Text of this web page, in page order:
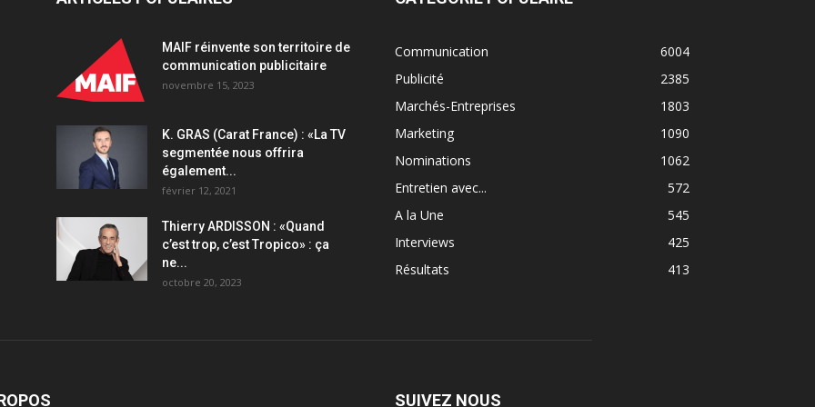
MAIF réinvente son territoire de
communication publicitaire
novembre 15, 2023
K. GRAS (Carat France) : «La TV
segmentée nous offrira
également...
février 12, 2021
Thierry ARDISSON : «Quand
c’est trop, c’est Tropico» : ça
ne...
octobre 20, 2023
Communication
6004
Publicité
2385
Marchés-Entreprises
1803
Marketing
1090
Nominations
1062
Entretien avec...
572
A la Une
545
Interviews
425
Résultats
413
SUIVEZ NOUS